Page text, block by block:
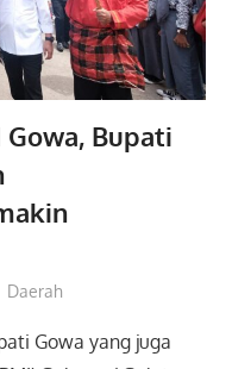
Bupati
Daerah
Gowa yang juga